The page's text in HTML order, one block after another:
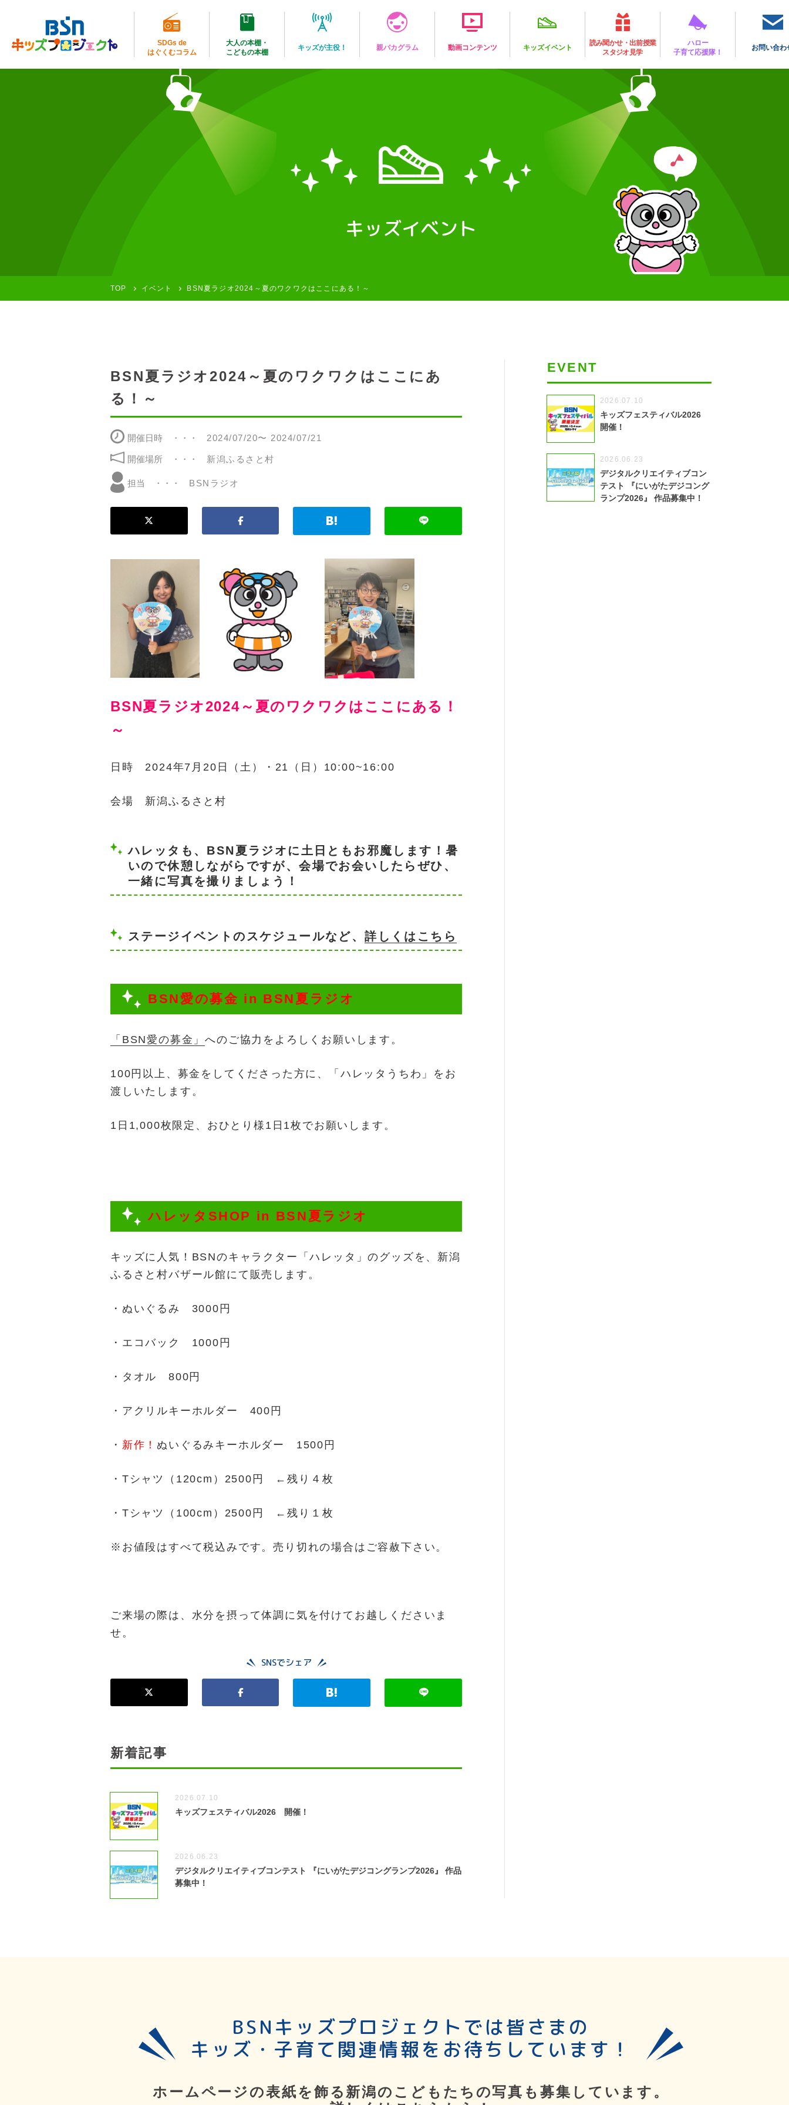
SDGs de
はぐくむコラム
大人の本棚・
こどもの本棚
キッズが主役！ 親バカグラム 動画コンテンツ キッズイベント
読み聞かせ・出前授業
スタジオ見学
ハロー
子育て応援隊！
お問い合わ
キッズイベント
TOP イベント BSN夏ラジオ2024～夏のワクワクはここにある！～
BSN夏ラジオ2024～夏のワクワクはここにあ
る！～
開催日時 2024/07/20〜 2024/07/21
開催場所 新潟ふるさと村
担当 BSNラジオ
BSN夏ラジオ2024～夏のワクワクはここにある！
～
日時 2024年7月20日（土）・21（日）10:00~16:00
会場 新潟ふるさと村
ハレッタも、BSN夏ラジオに土日ともお邪魔します！暑
いので休憩しながらですが、会場でお会いしたらぜひ、
一緒に写真を撮りましょう！
ステージイベントのスケジュールなど、詳しくはこちら
BSN愛の募金 in BSN夏ラジオ
「BSN愛の募金」へのご協力をよろしくお願いします。
100円以上、募金をしてくださった方に、「ハレッタうちわ」をお
渡しいたします。
1日1,000枚限定、おひとり様1日1枚でお願いします。
ハレッタSHOP in BSN夏ラジオ
キッズに人気！BSNのキャラクター「ハレッタ」のグッズを、新潟
ふるさと村バザール館にて販売します。
・ぬいぐるみ 3000円
・エコバック 1000円
・タオル 800円
・アクリルキーホルダー 400円
・ 新作！ ぬいぐるみキーホルダー 1500円
・Tシャツ（120cm）2500円 ←残り４枚
・Tシャツ（100cm）2500円 ←残り１枚
※お値段はすべて税込みです。売り切れの場合はご容赦下さい。
ご来場の際は、水分を摂って体調に気を付けてお越しくださいま
せ。
SNSでシェア
新着記事
2026.07.10
キッズフェスティバル2026 開催！
2026.06.23
デジタルクリエイティブコンテスト 『にいがたデジコングランプ2026』 作品
募集中！
EVENT
2026.07.10
キッズフェスティバル2026
開催！
2026.06.23
デジタルクリエイティブコン
テスト 『にいがたデジコング
ランプ2026』 作品募集中！
BSNキッズプロジェクトでは皆さまの
キッズ・子育て関連情報をお待ちしています！
ホームページの表紙を飾る新潟のこどもたちの写真も募集しています。